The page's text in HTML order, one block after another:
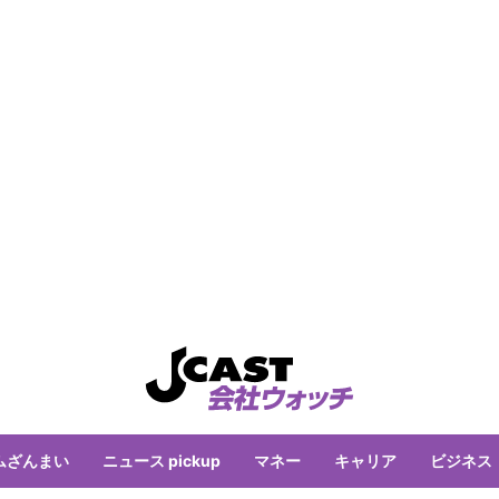
ざんまい ニュース pickup マネー キャリア ビジネス